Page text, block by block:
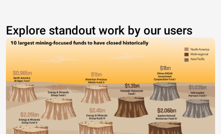
Explore standout work by our users